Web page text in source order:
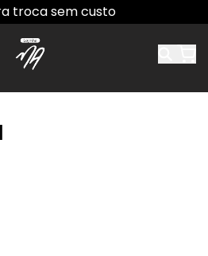
troca sem custo